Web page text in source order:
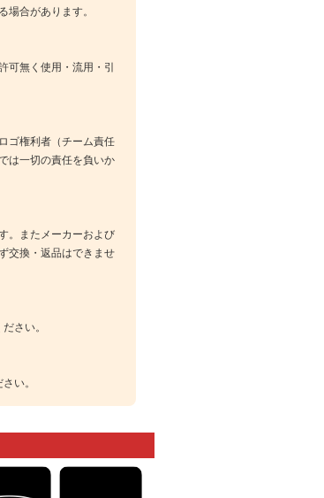
合があります。
可無く使用・流用・引
ゴ権利者（チーム責任
は一切の責任を負いか
。またメーカーおよび
交換・返品はできませ
さい。
い。